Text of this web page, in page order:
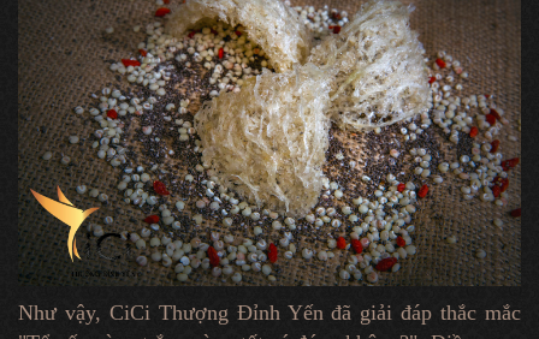
Như vậy, CiCi Thượng Đỉnh Yến đã giải đáp thắc mắc